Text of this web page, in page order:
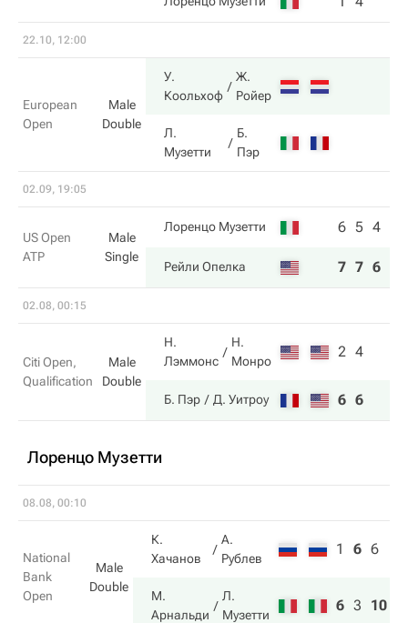
22.10, 12:00
European
Open
Male
Double
У.
Коольхоф
Ж.
Ройер
Л.
Музетти
Б.
Пэр
02.09, 19:05
US Open
ATP
Male
Single
Лоренцо Музетти 6 5 4
Рейли Опелка 7 7 6
02.08, 00:15
Citi Open,
Qualification
Male
Double
Н.
Лэммонс
Н.
Монро
2 4
Б. Пэр Д. Уитроу 6 6
Лоренцо Музетти
08.08, 00:10
National
Bank
Open
Male
Double
К.
Хачанов
А.
Рублев
1 6 6
М.
Арнальди
Л.
Музетти
6 3 10